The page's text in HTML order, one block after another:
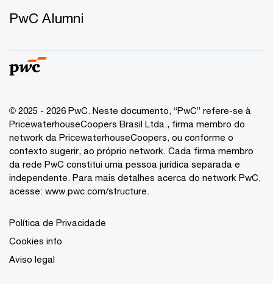
PwC Alumni
© 2025 - 2026 PwC. Neste documento, “PwC” refere-se à
PricewaterhouseCoopers Brasil Ltda., firma membro do
network da PricewaterhouseCoopers, ou conforme o
contexto sugerir, ao próprio network. Cada firma membro
da rede PwC constitui uma pessoa jurídica separada e
independente. Para mais detalhes acerca do network PwC,
acesse: www.pwc.com/structure.
Política de Privacidade
Cookies info
Aviso legal